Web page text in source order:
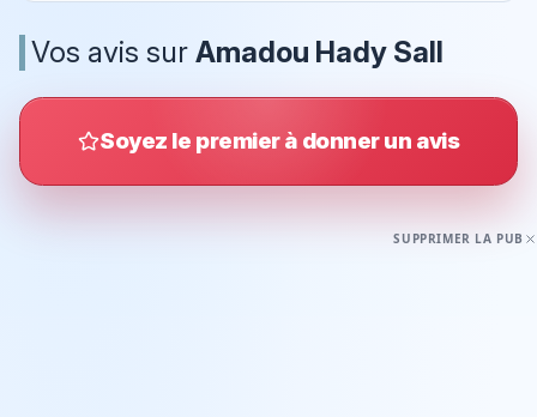
Vos avis sur Amadou Hady Sall
Soyez le premier à donner un avis
SUPPRIMER LA PUB